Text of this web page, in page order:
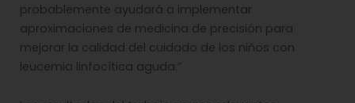
probablemente ayudará a implementar
aproximaciones de medicina de precisión para
mejorar la calidad del cuidado de los niños con
leucemia linfocítica aguda.”